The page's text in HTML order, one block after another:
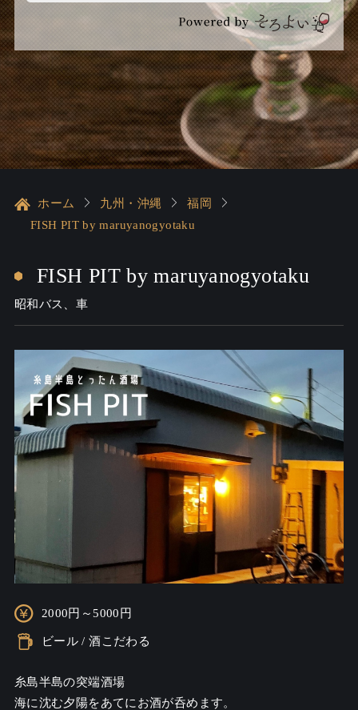
ホーム 九州・沖縄
福岡
FISH PIT by maruyanogyotaku
FISH PIT by maruyanogyotaku
昭和バス、車
2000円～5000円
ビール / 酒こだわる
糸島半島の突端酒場
海に沈む夕陽をあてにお酒が呑めます。